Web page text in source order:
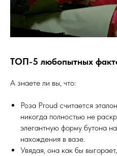
ТОП-5 любопытных
А знаете ли вы, что:
Роза Proud считается
никогда полностью не
элегантную форму бутона
нахождения в вазе.
Увядая, она как бы